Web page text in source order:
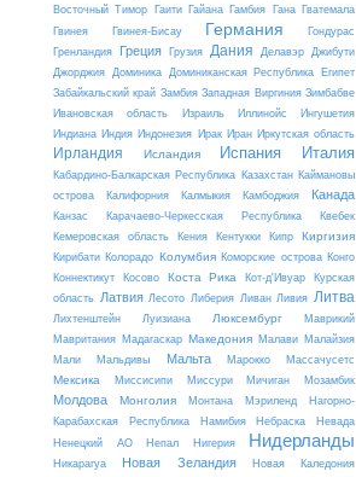
Восточный Тимор
Гаити Гайана Гамбия Гана
Гватемала
Гвинея
Гвинея-Бисау Германия
Гондурас
Гренландия
Греция Грузия Дания Делавэр Джибути
Джорджия Доминика Доминиканская Республика
Египет
Забайкальский край Замбия Западная Виргиния Зимбабве
Ивановская область
Израиль Иллинойс
Ингушетия
Индиана Индия Индонезия Ирак Иран Иркутская область
Ирландия Исландия Испания Италия
Кабардино-Балкарская Республика Казахстан Каймановы
острова
Калифорния Калмыкия Камбоджия Канада
Канзас Карачаево-Черкесская Республика
Квебек
Кемеровская область
Кения Кентукки Кипр Киргизия
Кирибати Колорадо Колумбия Коморские острова Конго
Коннектикут
Косово Коста Рика Кот-д'Ивуар
Курская
область Латвия Лесото Либерия Ливан Ливия Литва
Лихтенштейн Луизиана Люксембург
Маврикий
Мавритания Мадагаскар Македония Малави Малайзия
Мали
Мальдивы Мальта Марокко Массачусетс
Мексика Миссисипи Миссури Мичиган Мозамбик
Молдова Монголия Монтана Мэриленд
Нагорно-
Карабахская Республика
Намибия Небраска
Невада
Ненецкий АО
Непал Нигерия Нидерланды
Никарагуа Новая Зеландия Новая Каледония